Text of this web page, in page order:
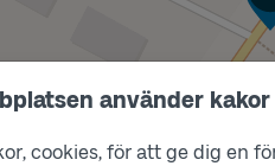
använder kakor
cookies, för att ge dig en